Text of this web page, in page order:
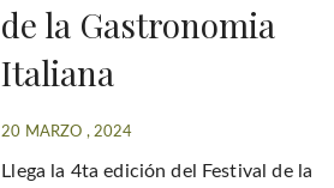
de la Gastronomia
Italiana
20 MARZO , 2024
Llega la 4ta edición del Festival de la